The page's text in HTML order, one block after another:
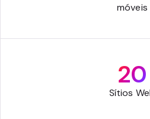
móveis
20
Sítios